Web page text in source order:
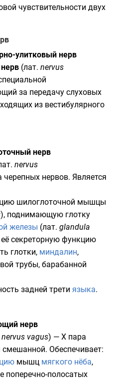
чувствительности двух
улитковый нерв
(лат. nervus
за передачу слуховых
из вестибулярного
нерв
nervus
черепных нервов. Является
шилоглоточной мышцы
), поднимающую глотку
железы (лат. glandula
секреторную функцию
глотки, миндалин,
трубы, барабанной
задней трети языка.
нерв
nervus vagus) — X пара
Обеспечивает:
мышц мягкого нёба,
поперечно-полосатых